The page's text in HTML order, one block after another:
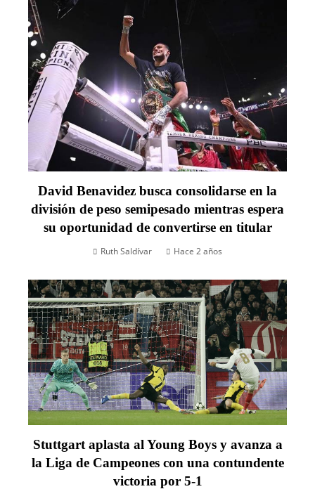
David Benavidez busca consolidarse en la
división de peso semipesado mientras espera
su oportunidad de convertirse en titular
Ruth Saldívar Hace 2 años
Stuttgart aplasta al Young Boys y avanza a
la Liga de Campeones con una contundente
victoria por 5-1